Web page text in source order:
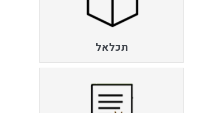
תכלאל